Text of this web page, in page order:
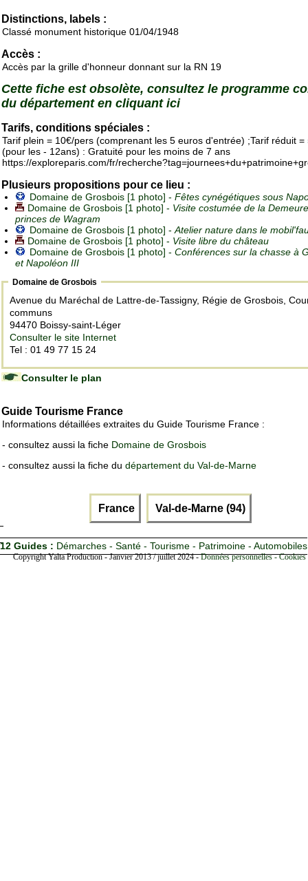
Distinctions, labels :
Classé monument historique 01/04/1948
Accès :
Accès par la grille d'honneur donnant sur la RN 19
Cette fiche est obsolète, consultez le programme
du département en cliquant ici
Tarifs, conditions spéciales :
Tarif plein = 10€/pers (comprenant les 5 euros d'entrée) ;Tarif réduit =
(pour les - 12ans) : Gratuité pour les moins de 7 ans
https://exploreparis.com/fr/
Plusieurs propositions pour ce lieu :
Domaine de Grosbois [1 photo] - Fêtes cynégétiques sous
Domaine de Grosbois [1 photo] - Visite costumée de la
princes de Wagram
Domaine de Grosbois [1 photo] - Atelier nature dans le
Domaine de Grosbois [1 photo] - Visite libre du château
Domaine de Grosbois [1 photo] - Conférences sur la chasse à
et Napoléon III
Domaine de Grosbois
Avenue du Maréchal de Lattre-de-Tassigny, Régie de Grosbois,
communs
94470 Boissy-saint-Léger
Consulter le site Internet
Tel : 01 49 77 15 24
Consulter le plan
Guide Tourisme France
Informations détaillées extraites du Guide Tourisme France :
- consultez aussi la fiche Domaine de Grosbois
- consultez aussi la fiche du département du Val-de-Marne
France Val-de-Marne (94)
12 Guides : Démarches - Santé - Tourisme - Patrimoine - Automobiles
Copyright Yalta Production - Janvier 2013 / juillet 2024 -Données personnelles -